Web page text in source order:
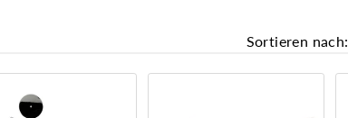
Sortieren nach: